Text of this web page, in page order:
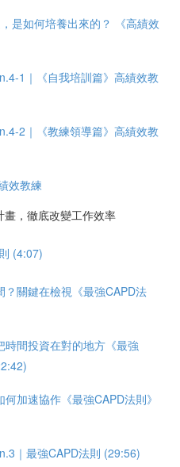
是如何培養出來的？ 《高績效
1｜《自我培訓篇》高績效教
2｜《教練領導篇》高績效教
效教練
，徹底改變工作效率
(4:07)
？關鍵在檢視《最強CAPD法
時間投資在對的地方《最強
加速協作《最強CAPD法則》
｜最強CAPD法則 (29:56)